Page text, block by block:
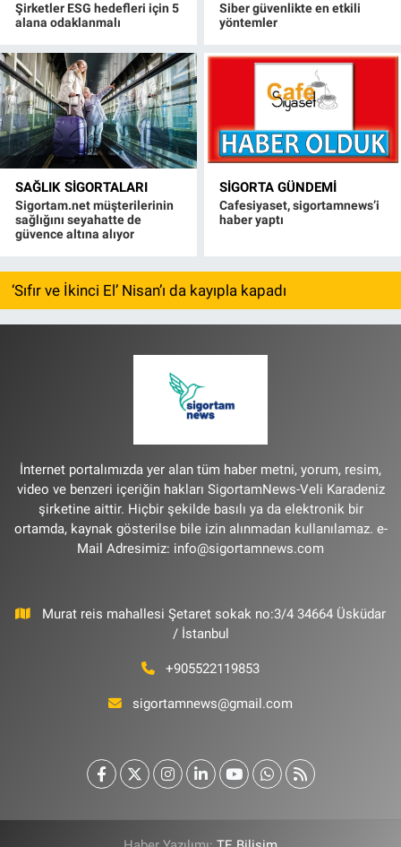
Şirketler ESG hedefleri için 5
alana odaklanmalı
Siber güvenlikte en etkili
yöntemler
SAĞLIK SIGORTALARI
Sigortam.net müşterilerinin
sağlığını seyahatte de
güvence altına alıyor
SIGORTA GÜNDEMI
Cafesiyaset, sigortamnews’i
haber yaptı
‘Sıfır ve İkinci El’ Nisan’ı da kayıpla kapadı
İnternet portalımızda yer alan tüm haber metni, yorum, resim,
video ve benzeri içeriğin hakları SigortamNews-Veli Karadeniz
şirketine aittir. Hiçbir şekilde basılı ya da elektronik bir
ortamda, kaynak gösterilse bile izin alınmadan kullanılamaz. e-
Mail Adresimiz: info@sigortamnews.com
Murat reis mahallesi Şetaret sokak no:3/4 34664 Üsküdar
/ İstanbul
+905522119853
sigortamnews@gmail.com